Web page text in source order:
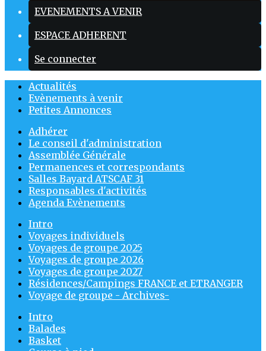
EVENEMENTS A VENIR
ESPACE ADHERENT
Se connecter
Actualités
Evènements à venir
Petites Annonces
Adhérer
Le conseil d'administration
Assemblée Générale
Permanences et correspondants
Salles Bayard ATSCAF 31
Responsables d'activités
Agenda Evènements
Intro
Voyages individuels
Voyages de groupe 2025
Voyages de groupe 2026
Voyages de groupe 2027
Résidences/Campings FRANCE et ETRANGER
Voyage de groupe - Archives-
Intro
Balades
Basket